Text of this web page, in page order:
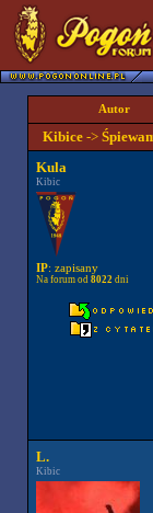
Autor
Kibice->
Kula
Kibic
IP: zapisany
Na forum od 8022dni
L.
Kibic